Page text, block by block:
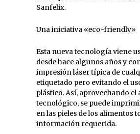
Sanfelix.
Una iniciativa «eco-friendly»
Esta nueva tecnología viene
desde hace algunos años y
impresión láser típica de
etiquetado pero evitando el
plástico. Así, aprovechando el
tecnológico, se puede
en las pieles de los alimentos
información requerida.